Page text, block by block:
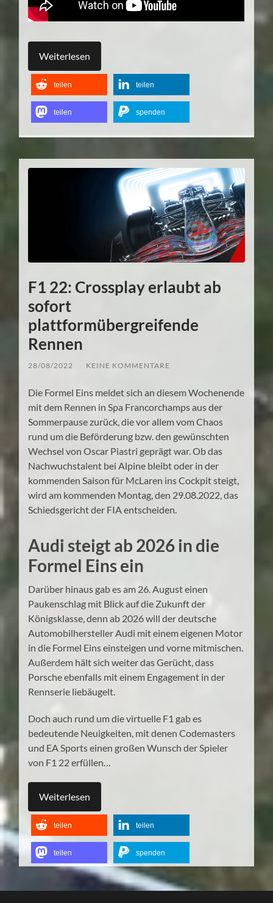
Weiterlesen
teilen teilen
teilen spenden
F1 22: Crossplay erlaubt ab
sofort
plattformübergreifende
Rennen
28/08/2022 KEINE KOMMENTARE
Die Formel Eins meldet sich an diesem Wochenende
mit dem Rennen in Spa Francorchamps aus der
Sommerpause zurück, die vor allem vom Chaos
rund um die Beförderung bzw. den gewünschten
Wechsel von Oscar Piastri geprägt war. Ob das
Nachwuchstalent bei Alpine bleibt oder in der
kommenden Saison für McLaren ins Cockpit steigt,
wird am kommenden Montag, den 29.08.2022, das
Schiedsgericht der FIA entscheiden.
Audi steigt ab 2026 in die
Formel Eins ein
Darüber hinaus gab es am 26. August einen
Paukenschlag mit Blick auf die Zukunft der
Königsklasse, denn ab 2026 will der deutsche
Automobilhersteller Audi mit einem eigenen Motor
in die Formel Eins einsteigen und vorne mitmischen.
Außerdem hält sich weiter das Gerücht, dass
Porsche ebenfalls mit einem Engagement in der
Rennserie liebäugelt.
Doch auch rund um die virtuelle F1 gab es
bedeutende Neuigkeiten, mit denen Codemasters
und EA Sports einen großen Wunsch der Spieler
von F1 22 erfüllen…
Weiterlesen
teilen teilen
teilen spenden